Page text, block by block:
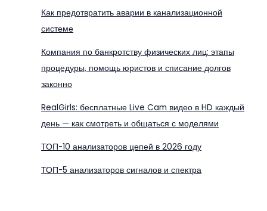
Как предотвратить аварии в канализационной
системе
Компания по банкротству физических лиц: этапы
процедуры, помощь юристов и списание долгов
законно
RealGirls: бесплатные Live Cam видео в HD каждый
день — как смотреть и общаться с моделями
ТОП-10 анализаторов цепей в 2026 году
ТОП-5 анализаторов сигналов и спектра